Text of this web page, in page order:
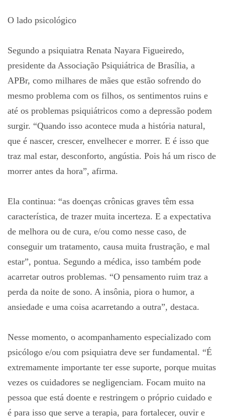
O lado psicológico
Segundo a psiquiatra Renata Nayara Figueiredo,
presidente da Associação Psiquiátrica de Brasília, a
APBr, como milhares de mães que estão sofrendo do
mesmo problema com os filhos, os sentimentos ruins e
até os problemas psiquiátricos como a depressão podem
surgir. “Quando isso acontece muda a história natural,
que é nascer, crescer, envelhecer e morrer. E é isso que
traz mal estar, desconforto, angústia. Pois há um risco de
morrer antes da hora”, afirma.
Ela continua: “as doenças crônicas graves têm essa
característica, de trazer muita incerteza. E a expectativa
de melhora ou de cura, e/ou como nesse caso, de
conseguir um tratamento, causa muita frustração, e mal
estar”, pontua. Segundo a médica, isso também pode
acarretar outros problemas. “O pensamento ruim traz a
perda da noite de sono. A insônia, piora o humor, a
ansiedade e uma coisa acarretando a outra”, destaca.
Nesse momento, o acompanhamento especializado com
psicólogo e/ou com psiquiatra deve ser fundamental. “É
extremamente importante ter esse suporte, porque muitas
vezes os cuidadores se negligenciam. Focam muito na
pessoa que está doente e restringem o próprio cuidado e
é para isso que serve a terapia, para fortalecer, ouvir e